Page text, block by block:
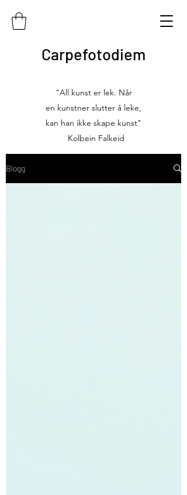
Carpefotodiem
"All kunst er lek. Når
en kunstner slutter å leke,
kan han ikke skape kunst"
Kolbein Falkeid
Blogg